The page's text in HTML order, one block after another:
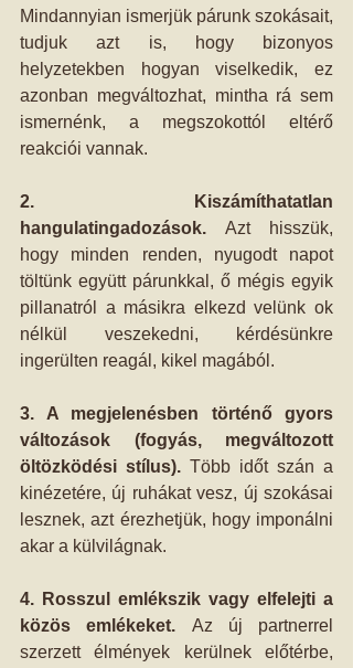
Mindannyian ismerjük párunk szokásait,
tudjuk azt is, hogy bizonyos
helyzetekben hogyan viselkedik, ez
azonban megváltozhat, mintha rá sem
ismernénk, a megszokottól eltérő
reakciói vannak.
2. Kiszámíthatatlan
hangulatingadozások. Azt hisszük,
hogy minden renden, nyugodt napot
töltünk együtt párunkkal, ő mégis egyik
pillanatról a másikra elkezd velünk ok
nélkül veszekedni, kérdésünkre
ingerülten reagál, kikel magából.
3. A megjelenésben történő gyors
változások (fogyás, megváltozott
öltözködési stílus). Több időt szán a
kinézetére, új ruhákat vesz, új szokásai
lesznek, azt érezhetjük, hogy imponálni
akar a külvilágnak.
4. Rosszul emlékszik vagy elfelejti a
közös emlékeket. Az új partnerrel
szerzett élmények kerülnek előtérbe,